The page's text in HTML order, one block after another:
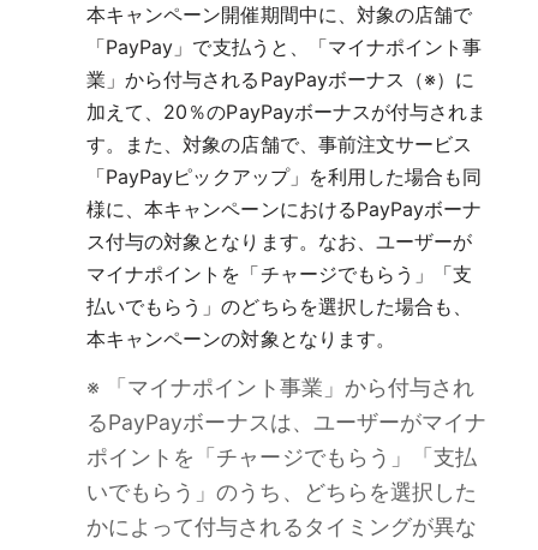
本キャンペーン開催期間中に、対象の店舗で
「PayPay」で支払うと、「マイナポイント事
業」から付与されるPayPayボーナス（※）に
加えて、20％のPayPayボーナスが付与されま
す。また、対象の店舗で、事前注文サービス
「PayPayピックアップ」を利用した場合も同
様に、本キャンペーンにおけるPayPayボーナ
ス付与の対象となります。なお、ユーザーが
マイナポイントを「チャージでもらう」「支
払いでもらう」のどちらを選択した場合も、
本キャンペーンの対象となります。
※ 「マイナポイント事業」から付与され
るPayPayボーナスは、ユーザーがマイナ
ポイントを「チャージでもらう」「支払
いでもらう」のうち、どちらを選択した
かによって付与されるタイミングが異な